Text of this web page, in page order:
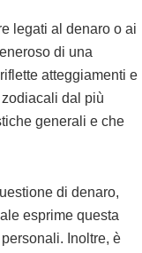
legati al denaro o ai
di una
atteggiamenti e
dal più
generali e che
di denaro,
esprime questa
Inoltre, è